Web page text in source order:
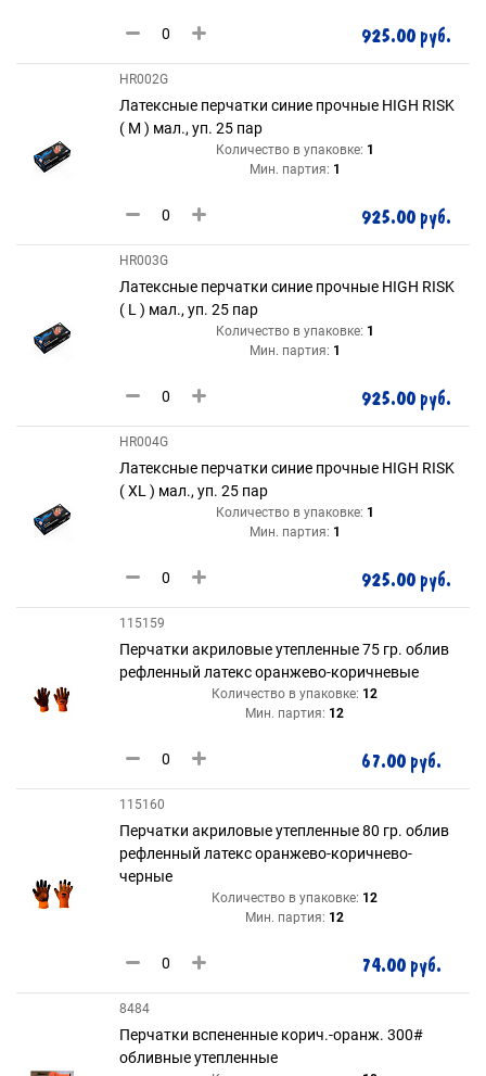
925.00 руб.
HR002G
Латексные перчатки синие прочные HIGH RISK
( M ) мал., уп. 25 пар
Количество в упаковке: 1
Мин. партия: 1
925.00 руб.
HR003G
Латексные перчатки синие прочные HIGH RISK
( L ) мал., уп. 25 пар
Количество в упаковке: 1
Мин. партия: 1
925.00 руб.
HR004G
Латексные перчатки синие прочные HIGH RISK
( XL ) мал., уп. 25 пар
Количество в упаковке: 1
Мин. партия: 1
925.00 руб.
115159
Перчатки акриловые утепленные 75 гр. облив
рефленный латекс оранжево-коричневые
Количество в упаковке: 12
Мин. партия: 12
67.00 руб.
115160
Перчатки акриловые утепленные 80 гр. облив
рефленный латекс оранжево-коричнево-
черные
Количество в упаковке: 12
Мин. партия: 12
74.00 руб.
8484
Перчатки вспененные корич.-оранж. 300#
обливные утепленные